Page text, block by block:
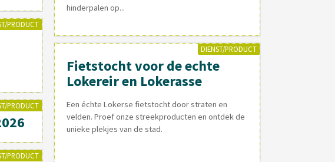
PRODUCT
PRODUCT
PRODUCT
hinderpalen op...
DIENST/PRODUCT
Fietstocht voor de echte
Lokereir en Lokerasse
Een échte Lokerse fietstocht door straten en
velden. Proef onze streekproducten en ontdek de
unieke plekjes van de stad.